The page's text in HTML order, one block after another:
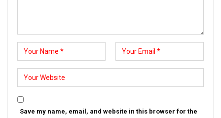
Save my name, email, and website in this browser for the